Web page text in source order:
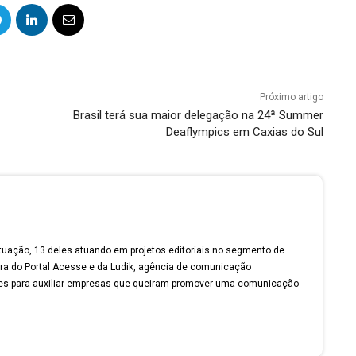
Próximo artigo
Brasil terá sua maior delegação na 24ª Summer
Deaflympics em Caxias do Sul
13 deles atuando em projetos editoriais no segmento de
do Portal Acesse e da Ludik, agência de comunicação
para auxiliar empresas que queiram promover uma comunicação